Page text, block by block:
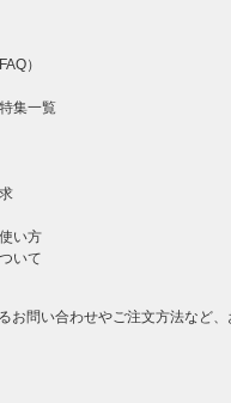
）
集一覧
い方
いて
お問い合わせやご注文方法など、